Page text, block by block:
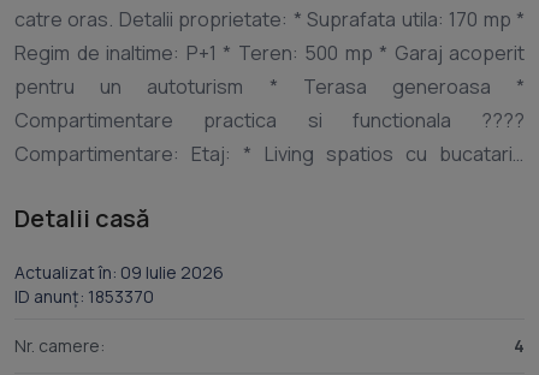
catre oras. Detalii proprietate: * Suprafata utila: 170 mp *
Regim de inaltime: P+1 * Teren: 500 mp * Garaj acoperit
pentru un autoturism * Terasa generoasa *
Compartimentare practica si functionala ????
Compartimentare: Etaj: * Living spatios cu bucatarie
Terasa Parter: * 3 dormitoare * Dormitor matrimonial cu
semifinisat ! Curtea ofera suficient spatiu pentru
relaxare. Pentru detalii suplimentare sau programarea
Detalii casă
Actualizat în: 09 Iulie 2026
ID anunț: 1853370
Nr. camere: 4